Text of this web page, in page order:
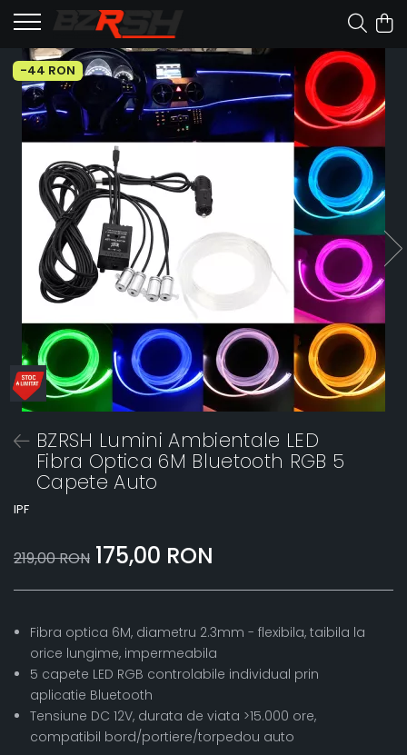
-44 RON
BZRSH Lumini Ambientale LED
Fibra Optica 6M Bluetooth RGB 5
Capete Auto
IPF
219,00 RON 175,00 RON
Fibra optica 6M, diametru 2.3mm - flexibila, taibila la
orice lungime, impermeabila
5 capete LED RGB controlabile individual prin
aplicatie Bluetooth
Tensiune DC 12V, durata de viata >15.000 ore,
compatibil bord/portiere/torpedou auto